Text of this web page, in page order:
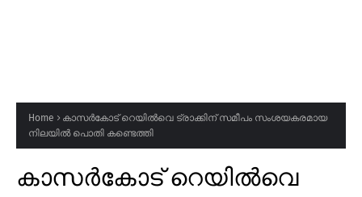
Home
കാസർകോട് റെയിൽവെ ട്രാക്കിന് സമീപം സംശയകരമായ
നിലയിൽ പൊതി കണ്ടെത്തി
കാസർകോട് റെയിൽവെ